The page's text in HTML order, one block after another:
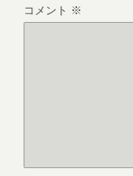
コメント ※